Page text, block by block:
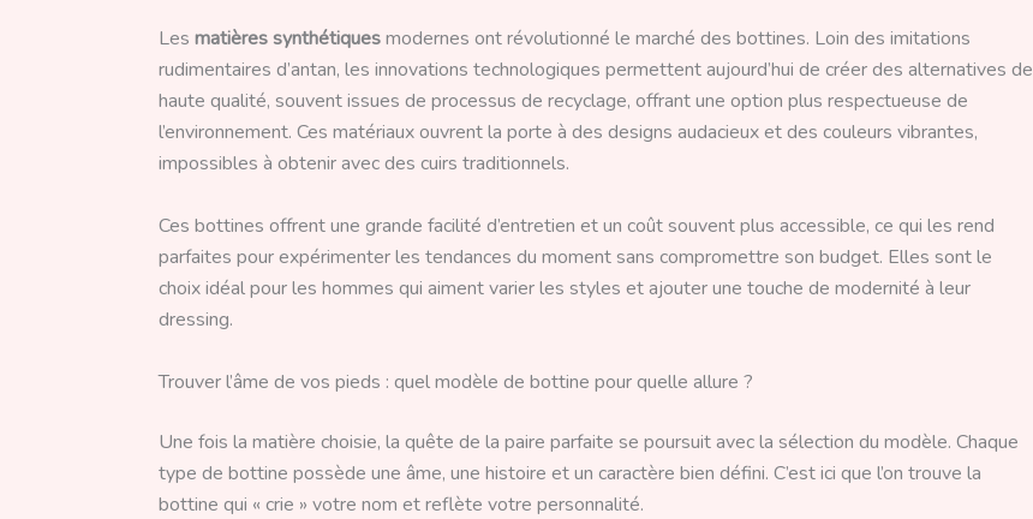
Les matières synthétiquesmodernes ont révolutionné le marché des bottines. Loin des imitations
rudimentaires d’antan, les innovations technologiques permettent aujourd’hui de créer des alternatives de
haute qualité, souvent issues de processus de recyclage, offrant une option plus respectueuse de
l’environnement. Ces matériaux ouvrent la porte à des designs audacieux et des couleurs vibrantes,
impossibles à obtenir avec des cuirs traditionnels.
Ces bottines offrent une grande facilité d’entretien et un coût souvent plus accessible, ce qui les rend
parfaites pour expérimenter les tendances du moment sans compromettre son budget. Elles sont le
choix idéal pour les hommes qui aiment varier les styles et ajouter une touche de modernité à leur
dressing.
Trouver l’âme de vos pieds : quel modèle de bottine pour quelle allure ?
Une fois la matière choisie, la quête de la paire parfaite se poursuit avec la sélection du modèle. Chaque
type de bottine possède une âme, une histoire et un caractère bien défini. C’est ici que l’on trouve la
bottine qui « crie » votre nom et reflète votre personnalité.